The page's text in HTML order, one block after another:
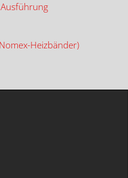
Heizbänder)